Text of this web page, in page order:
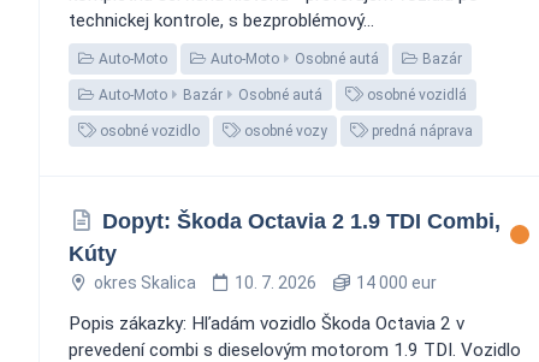
technickej kontrole, s bezproblémový...
Auto-Moto Auto-Moto Osobné autá Bazár
Auto-Moto Bazár Osobné autá osobné vozidlá
osobné vozidlo osobné vozy predná náprava
Dopyt: Škoda Octavia 2 1.9 TDI Combi,
Kúty
okres Skalica 10. 7. 2026 14 000 eur
Popis zákazky: Hľadám vozidlo Škoda Octavia 2 v
prevedení combi s dieselovým motorom 1.9 TDI. Vozidlo